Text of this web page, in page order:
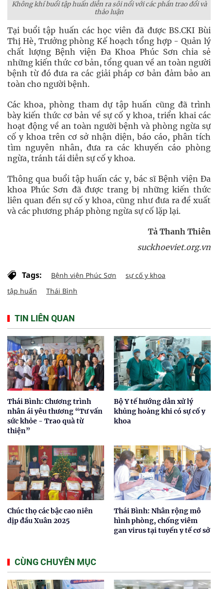
Không khí buổi tập huấn diễn ra sôi nổi với các phần trao đổi và
thảo luận
Tại buổi tập huấn các học viên đã được BS.CKI Bùi
Thị Hè, Trưởng phòng Kế hoạch tổng hợp - Quản lý
chất lượng Bệnh viện Đa Khoa Phúc Sơn chia sẻ
những kiến thức cơ bản, tổng quan về an toàn người
bệnh từ đó đưa ra các giải pháp cơ bản đảm bảo an
toàn cho người bệnh.
Các khoa, phòng tham dự tập huấn cũng đã trình
bày kiến thức cơ bản về sự cố y khoa, triển khai các
hoạt động về an toàn người bệnh và phòng ngừa sự
cố y khoa trên cơ sở nhận diện, báo cáo, phân tích
tìm nguyên nhân, đưa ra các khuyến cáo phòng
ngừa, tránh tái diễn sự cố y khoa.
Thông qua buổi tập huấn các y, bác sĩ Bệnh viện Đa
khoa Phúc Sơn đã được trang bị những kiến thức
liên quan đến sự cố y khoa, cũng như đưa ra đề xuất
và các phương pháp phòng ngừa sự cố lặp lại.
Tả Thanh Thiên
suckhoeviet.org.vn
Tags: Bệnh viện Phúc Sơn
sự cố y khoa
tập huấn
Thái Bình
TIN LIÊN QUAN
Thái Bình: Chương trình
nhân ái yêu thương “Tư vấn
sức khỏe - Trao quà từ
thiện”
Bộ Y tế hướng dẫn xử lý
khủng hoảng khi có sự cố y
khoa
Chúc thọ các bậc cao niên
dịp đầu Xuân 2025
Thái Bình: Nhân rộng mô
hình phòng, chống viêm
gan virus tại tuyến y tế cơ sở
CÙNG CHUYÊN MỤC